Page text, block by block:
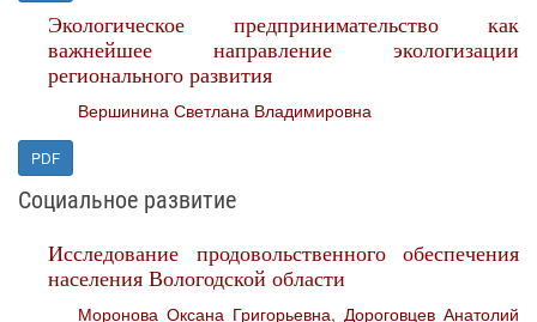
Экологическое предпринимательство как
важнейшее направление экологизации
регионального развития
Вершинина Светлана Владимировна
PDF
Социальное развитие
Исследование продовольственного обеспечения
населения Вологодской области
Моронова Оксана Григорьевна, Дороговцев Анатолий